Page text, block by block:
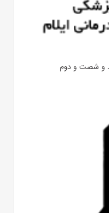
و شصت و دوم